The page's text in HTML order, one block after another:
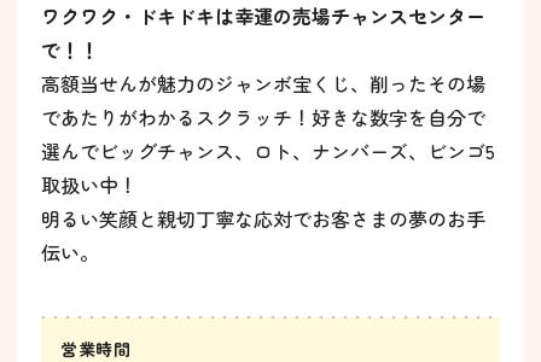
ワクワク・ドキドキは幸運の売場チャンスセンター
で！！
高額当せんが魅力のジャンボ宝くじ、削ったその場
であたりがわかるスクラッチ！好きな数字を自分で
選んでビッグチャンス、ロト、ナンバーズ、ビンゴ5
取扱い中！
明るい笑顔と親切丁寧な応対でお客さまの夢のお手
伝い。
営業時間